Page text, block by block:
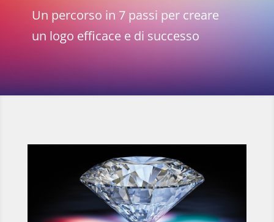
Un percorso in 7 passi per creare
un logo efficace e di successo